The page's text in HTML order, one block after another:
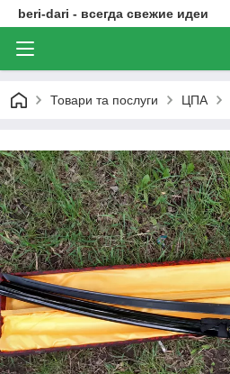
beri-dari - всегда свежие идеи
Товари та послуги ЦПА